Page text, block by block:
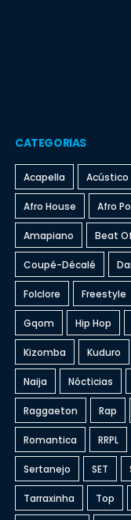
CATEGORIAS
Acapella Acústico
Afro House Afro
Amapiano Beat
Coupé-Décalé
Folclore Freestyle
Gqom Hip Hop
Kizomba Kuduro
Naija Nócticias
Raggaeton Rap
Romantica RRPL
Sertanejo SET
Tarraxinha Top